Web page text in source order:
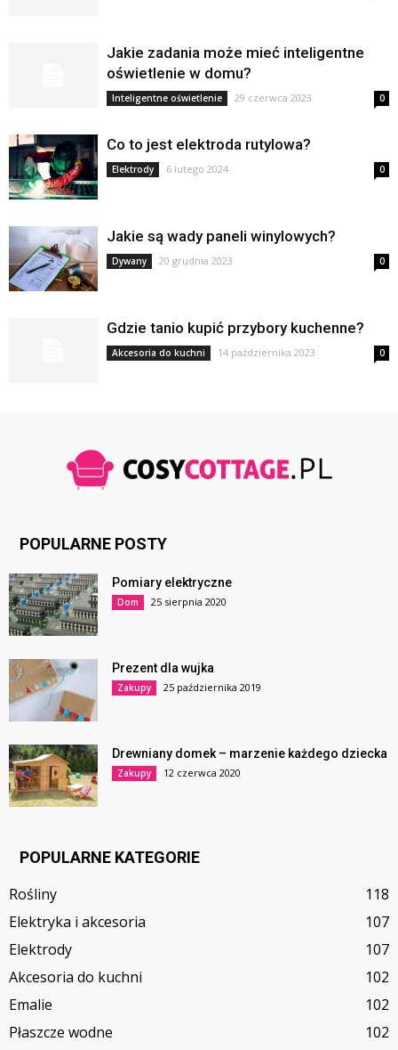
Jakie zadania może mieć inteligentne
oświetlenie w domu?
Inteligentne oświetlenie 29 czerwca 2023 0
Co to jest elektroda rutylowa?
Elektrody 6 lutego 2024 0
Jakie są wady paneli winylowych?
Dywany 20 grudnia 2023 0
Gdzie tanio kupić przybory kuchenne?
Akcesoria do kuchni 14 października 2023 0
POPULARNE POSTY
Pomiary elektryczne
Dom 25 sierpnia 2020
Prezent dla wujka
Zakupy 25 października 2019
Drewniany domek – marzenie każdego dziecka
Zakupy 12 czerwca 2020
POPULARNE KATEGORIE
Rośliny
118
Elektryka i akcesoria
107
Elektrody
107
Akcesoria do kuchni
102
Emalie
102
Płaszcze wodne
102